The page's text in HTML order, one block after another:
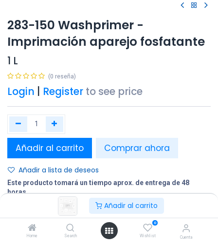
Añadir al carrito
Home Search
0
Wishlist Cuenta
283-150 Washprimer -
Imprimación aparejo fosfatante
1 L
(0 reseña)
Login Register to see price
Añadir al carrito Comprar ahora
Añadir a lista de deseos
Este producto tomará un tiempo aprox. de entrega de 48
horas.
Compartir
Terminos y condiciones: